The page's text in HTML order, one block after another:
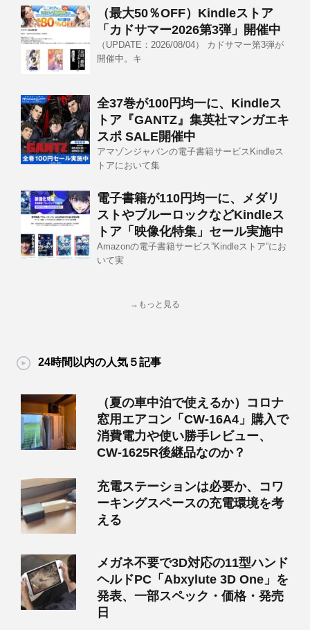
（最大50％OFF）Kindleストア
「カドサマー2026第3弾」開催中
（UPDATE：2026/08/04） カドサマー第3弾が
開催中。キ
全37巻が100円均一に、Kindleス
トア『GANTZ』集英社マンガエキ
スポ SALE開催中
アマゾンジャパンの電子書籍サービスKindleス
トアにおいて集
電子書籍が110円均一に、メダリ
ストやブルーロックなどKindleス
トア「映像化特集」セール実施中
Amazonの電子書籍サービス”Kindleストア”にお
いて実
→もっと見る
24時間以内の人気５記事
（夏の車中泊で使えるか）コロナ
窓用エアコン「CW-16A4」購入で
消費電力や使い勝手レビュー、
CW-1625R後継品なのか？
充電ステーションは必要か、コワ
ーキングスペースの充電環境を考
える
メガネ不要で3D対応の11型ハンド
ヘルドPC「Abxylute 3D One」を
発表、一部スペック・価格・発売
日